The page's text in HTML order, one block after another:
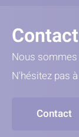
Contact
Nous
N'hésitez pas
Contact